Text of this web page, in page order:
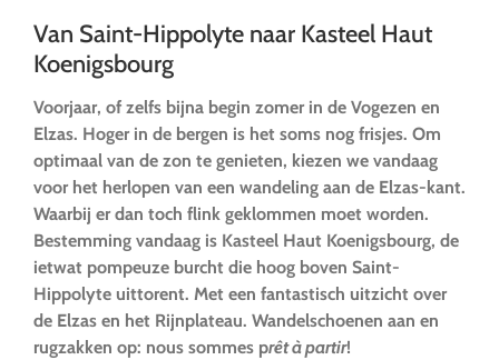
Van Saint-Hippolyte naar Kasteel Haut
Koenigsbourg
Voorjaar, of zelfs bijna begin zomer in de Vogezen en
Elzas. Hoger in de bergen is het soms nog frisjes. Om
optimaal van de zon te genieten, kiezen we vandaag
voor het herlopen van een wandeling aan de Elzas-kant.
Waarbij er dan toch flink geklommen moet worden.
Bestemming vandaag is Kasteel Haut Koenigsbourg, de
ietwat pompeuze burcht die hoog boven Saint-
Hippolyte uittorent. Met een fantastisch uitzicht over
de Elzas en het Rijnplateau. Wandelschoenen aan en
rugzakken op: nous sommes prêt à partir!